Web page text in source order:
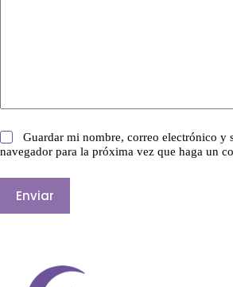
Guardar mi nombre, correo electrónico y
navegador para la próxima vez que haga un
Enviar